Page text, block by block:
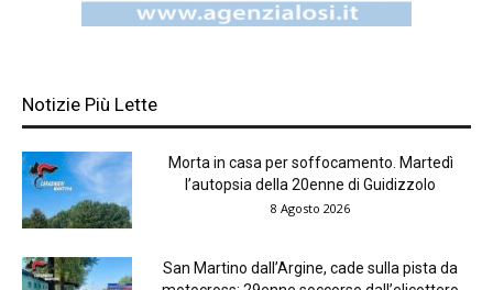
Notizie Più Lette
Morta in casa per soffocamento. Martedì
l’autopsia della 20enne di Guidizzolo
8 Agosto 2026
San Martino dall’Argine, cade sulla pista da